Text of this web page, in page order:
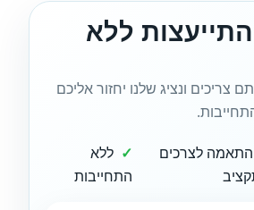
ללא
צריכים ונציג שלנו יחזור אליכם
התאמה לצרכים
ללא
התחייבות